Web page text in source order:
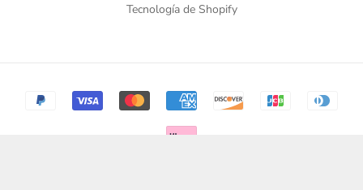
Tecnología de Shopify